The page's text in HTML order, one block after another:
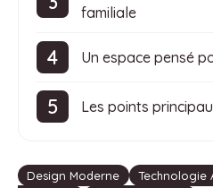
familiale
Un espace pensé
Les points
Étiquettes
Design Moderne Technologie